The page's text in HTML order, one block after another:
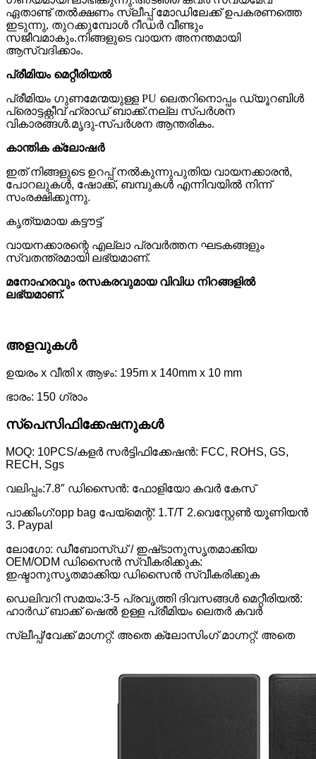
ഏതാണ്ട് തൽക്ഷണം സ്ലീപ്പ് മോഡിലേക്ക് ഉപകരണത്തെ
ഇടുന്നു, തുറക്കുമ്പോൾ റീഡർ വീണ്ടും
സജീവമാകും.നിങ്ങളുടെ വായന അനന്തമായി
ആസ്വദിക്കാം.
പ്രീമിയം മെറ്റീരിയൽ
പ്രീമിയം ഗുണമേന്മയുള്ള PU ലെതറിനൊപ്പം ഡ്യൂറബിൾ
പ്രൊട്ടക്റ്റീവ് ഹ്രാഡ് ബാക്ക്.നല്ല സ്പർശന
വികാരങ്ങൾ.മൃദു-സ്പർശന ആന്തരികം.
കാന്തിക ക്ലോഷർ
ഇത് നിങ്ങളുടെ ഉറപ്പ് നൽകുന്നുപുതിയ വായനക്കാരൻ,
പോറലുകൾ, ഷോക്ക്, ബമ്പുകൾ എന്നിവയിൽ നിന്ന്
സംരക്ഷിക്കുന്നു.
കൃത്യമായ കട്ടൗട്ട്
വായനക്കാരന്റെ എല്ലാ പ്രവർത്തന ഘടകങ്ങളും
സ്വതന്ത്രമായി ലഭ്യമാണ്.
മനോഹരവും രസകരവുമായ വിവിധ നിറങ്ങളിൽ
ലഭ്യമാണ്.
അളവുകൾ
ഉയരം x വീതി x ആഴം: 195m x 140mm x 10 mm
ഭാരം: 150 ഗ്രാം
സ്പെസിഫിക്കേഷനുകൾ
MOQ: 10PCS/കളർ സർട്ടിഫിക്കേഷൻ: FCC, ROHS, GS,
RECH, Sgs
വലിപ്പം:7.8″ ഡിസൈൻ: ഫോളിയോ കവർ കേസ്
പാക്കിംഗ്:opp bag പേയ്‌മെന്റ്: 1.T/T 2.വെസ്റ്റേൺ യൂണിയൻ
3. Paypal
ലോഗോ: ഡീബോസ്ഡ് / ഇഷ്‌ടാനുസൃതമാക്കിയ
OEM/ODM ഡിസൈൻ സ്വീകരിക്കുക:
ഇഷ്ടാനുസൃതമാക്കിയ ഡിസൈൻ സ്വീകരിക്കുക
ഡെലിവറി സമയം:3-5 പ്രവൃത്തി ദിവസങ്ങൾ മെറ്റീരിയൽ:
ഹാർഡ് ബാക്ക് ഷെൽ ഉള്ള പ്രീമിയം ലെതർ കവർ
സ്ലീപ്പ്/വേക്ക് മാഗ്നറ്റ്: അതെ ക്ലോസിംഗ് മാഗ്നറ്റ്: അതെ